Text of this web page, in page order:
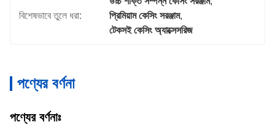
বিশেষভাবে তুলে ধরা:
প্রিমিয়াম কেসিং সরঞ্জাম,
টেকসই কেসিং অ্যাক্সেসরিজ
পণ্যের বর্ণনা
পণ্যের বর্ণনাঃ